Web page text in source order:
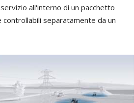
servizio all'interno di un pacchetto
controllabili separatamente da un